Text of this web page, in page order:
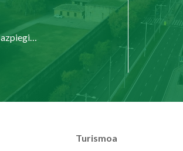
Hirigintza, etxebizitza eta azpiegiturak
Turismoa